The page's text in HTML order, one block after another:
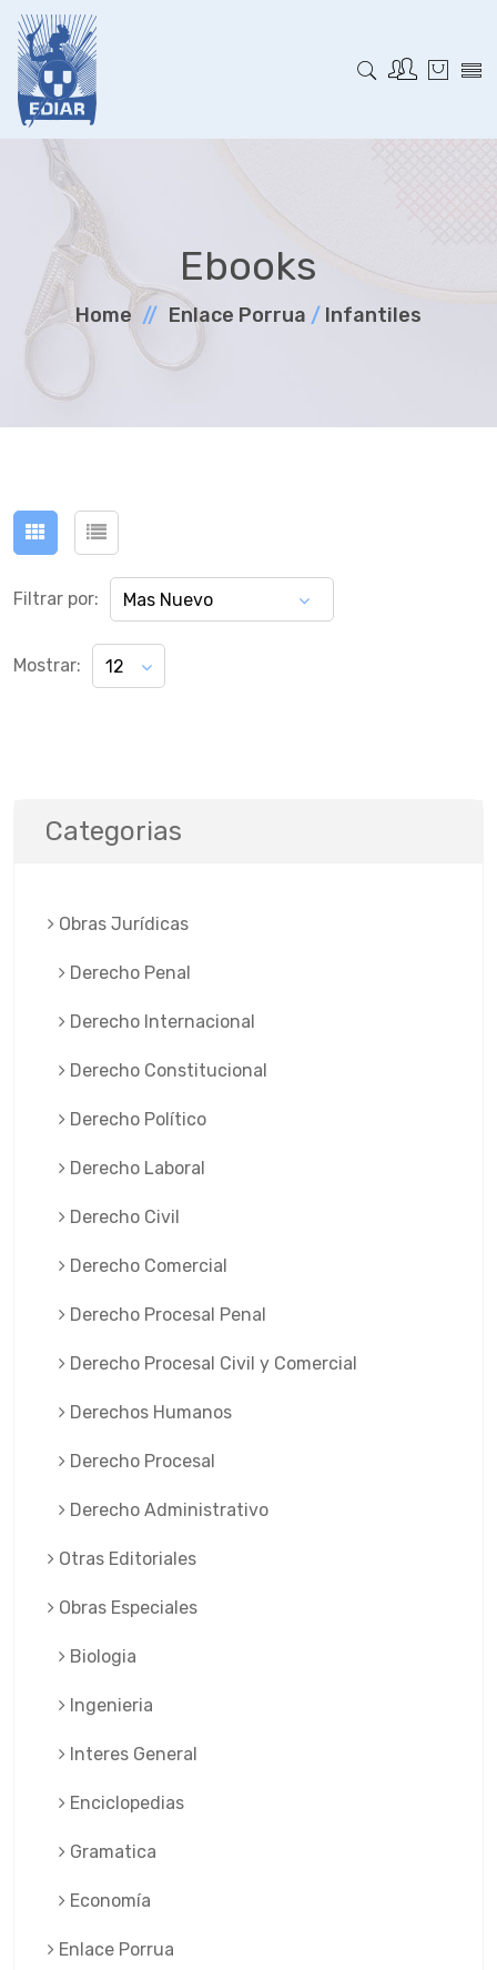
Ebooks
Home Enlace Porrua / Infantiles
Filtrar por: Mas Nuevo
Mostrar: 12
Categorias
Obras Jurí­dicas
Derecho Penal
Derecho Internacional
Derecho Constitucional
Derecho Político
Derecho Laboral
Derecho Civil
Derecho Comercial
Derecho Procesal Penal
Derecho Procesal Civil y Comercial
Derechos Humanos
Derecho Procesal
Derecho Administrativo
Otras Editoriales
Obras Especiales
Biologia
Ingenieria
Interes General
Enciclopedias
Gramatica
Economía
Enlace Porrua